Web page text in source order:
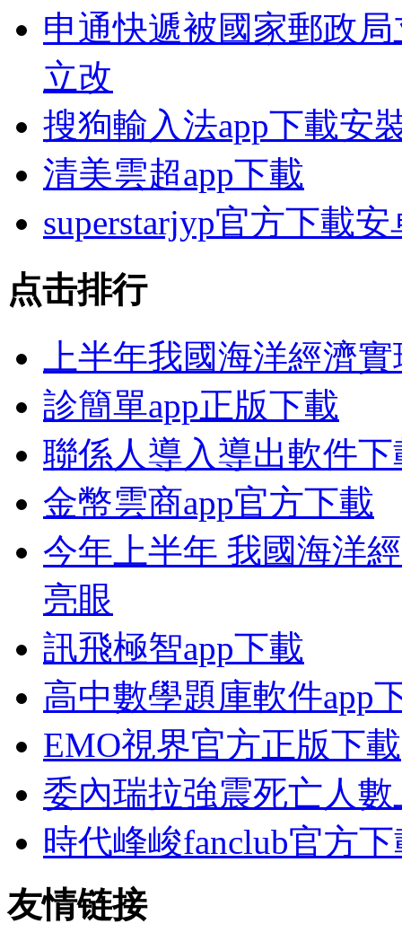
申通快遞被國家郵政
立改
搜狗輸入法app下載安
清美雲超app下載
superstarjyp官方下載安
点击排行
上半年我國海洋經濟
診簡單app正版下載
聯係人導入導出軟件下
金幣雲商app官方下載
今年上半年 我國海洋
亮眼
訊飛極智app下載
高中數學題庫軟件app
EMO視界官方正版下載
委內瑞拉強震死亡人數
時代峰峻fanclub官方
友情链接